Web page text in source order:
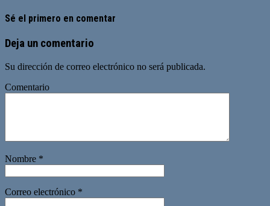
Sé el primero en comentar
Deja un comentario
Su dirección de correo electrónico no será publicada.
Comentario
Nombre *
Correo electrónico *